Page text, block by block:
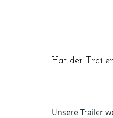
Hat der
Unsere Trailer